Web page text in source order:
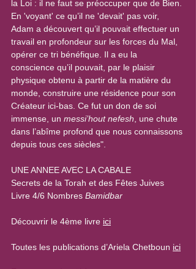
la Loi : il ne faut se préoccuper que de Bien.
En 'voyant' ce qu’il ne 'devait' pas voir,
Adam a découvert qu’il pouvait effectuer un
travail en profondeur sur les forces du Mal,
opérer ce tri bénéfique. Il a eu la
conscience qu’il pouvait, par le plaisir
physique obtenu à partir de la matière du
monde, construire une résidence pour son
Créateur ici-bas. Ce fut un don de soi
immense, un messi’hout nefesh , une chute
dans l’abîme profond que nous connaissons
depuis tous ces siècles".
UNE ANNEE AVEC LA CABALE
Secrets de la Torah et des Fêtes Juives
Livre 4/6 Nombres Bamidbar
Découvrir le 4ème livre ici
Toutes les publications d’Ariela Chetboun ici